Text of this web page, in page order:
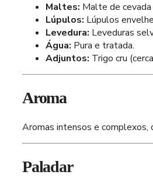
Maltes: Malte de cevada
Lúpulos: Lúpulos
Levedura: Leveduras
Água: Pura e tratada.
Adjuntos: Trigo cru
Aroma
Aromas intensos e complexos,
Paladar